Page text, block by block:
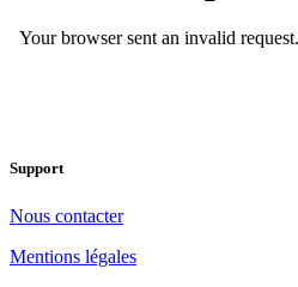
Support
Nous contacter
Mentions légales